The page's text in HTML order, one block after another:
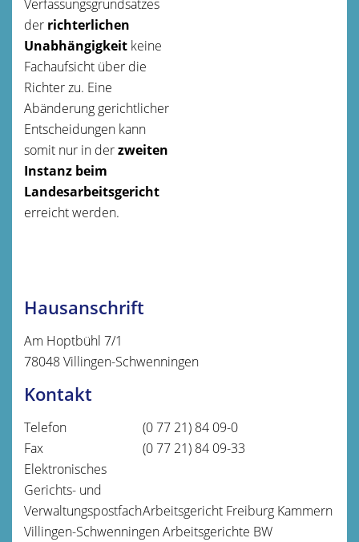
Verfassungsgrundsatzes
der richterlichen
Unabhängigkeit keine
Fachaufsicht über die
Richter zu. Eine
Abänderung gerichtlicher
Entscheidungen kann
somit nur in derzweiten
Instanz beim
Landesarbeitsgericht
erreicht werden.
Hausanschrift
Am Hoptbühl 7/1
78048Villingen-Schwenningen
Kontakt
Telefon (077 21) 84 09-0
Fax
(077 21) 84 09-33
Elektronisches
Gerichts- und
VerwaltungspostfachArbeitsgericht Freiburg Kammern
Villingen-Schwenningen Arbeitsgerichte BW